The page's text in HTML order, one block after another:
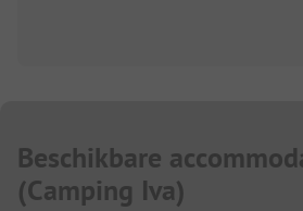
Beschikbare
(Camping Iva)